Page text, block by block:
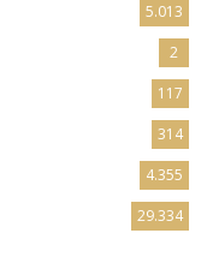
5.013
2
117
314
4.355
29.334